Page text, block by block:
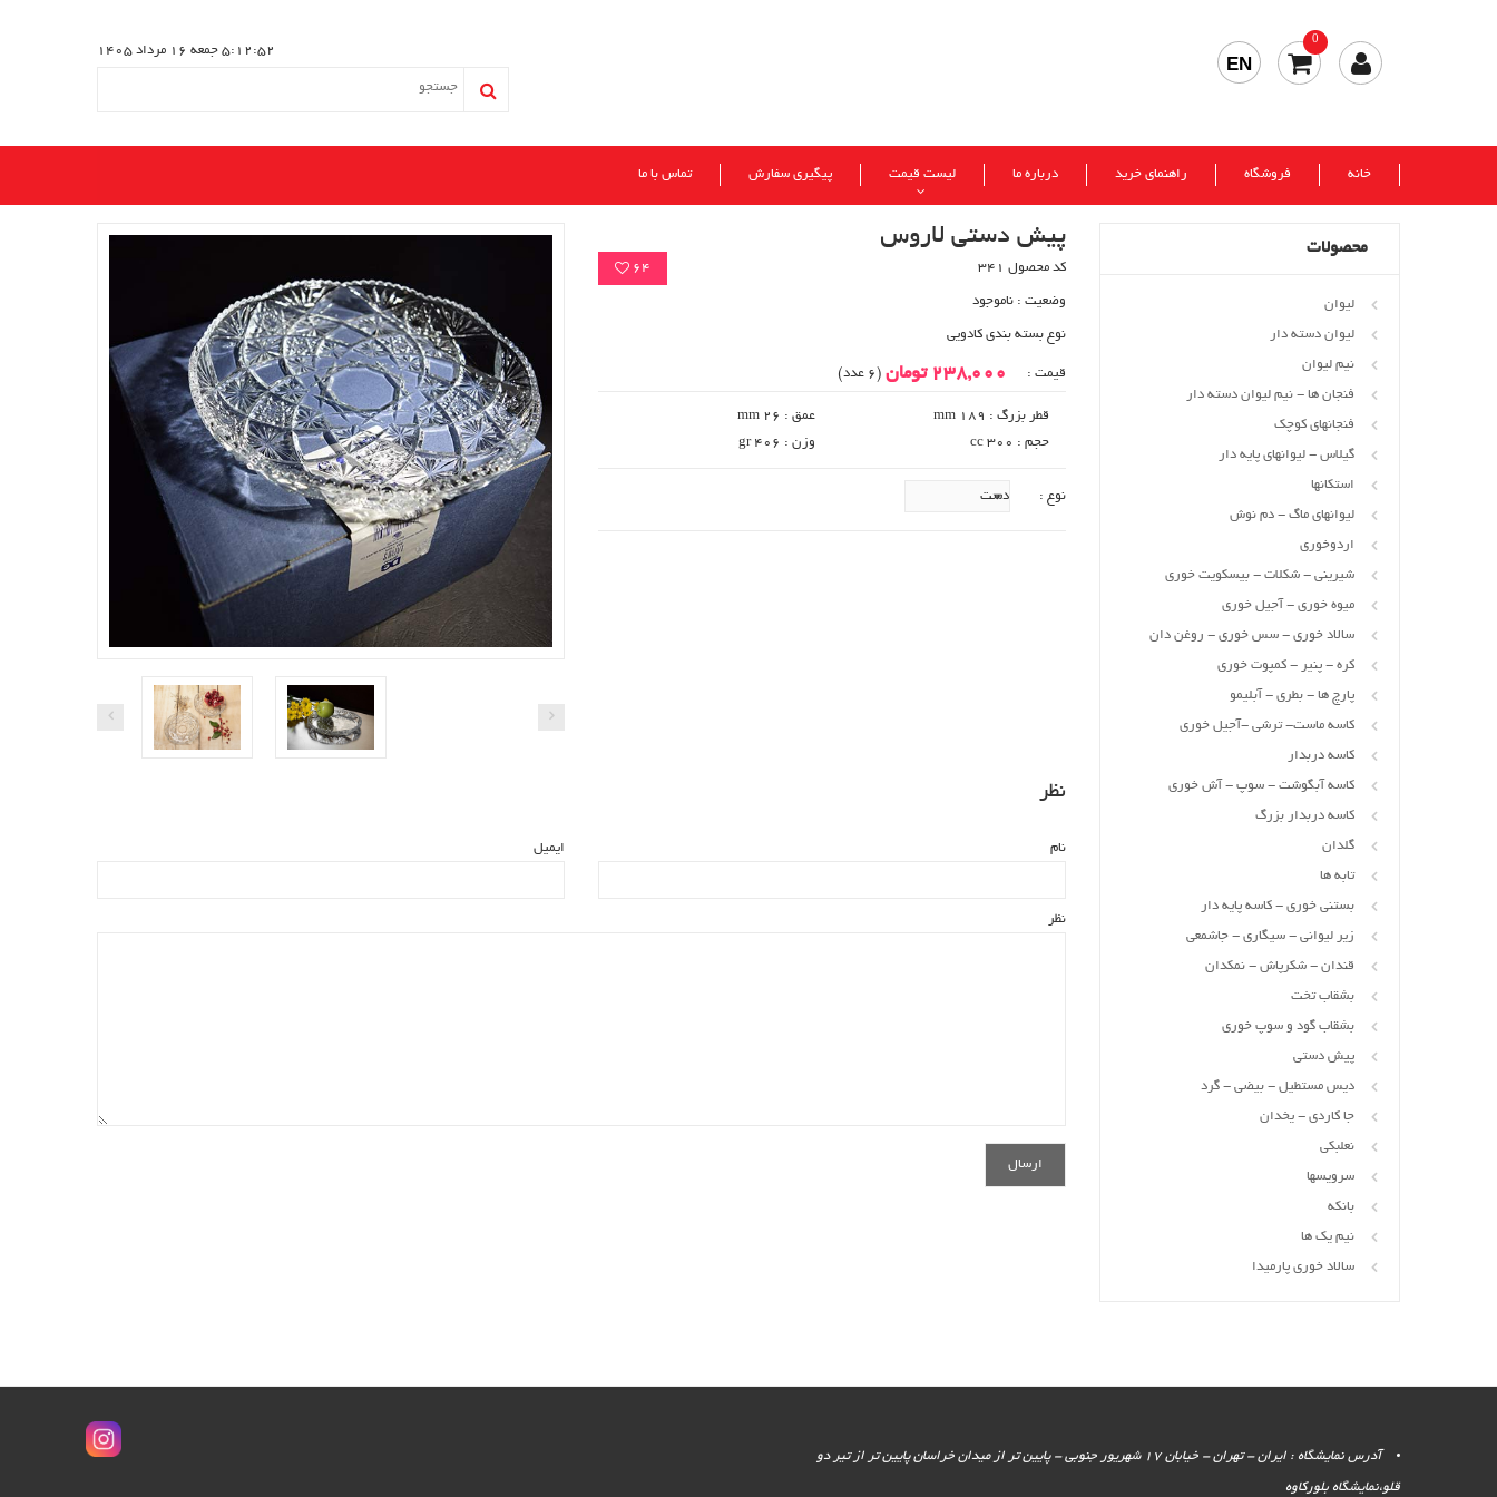
5:12:52 جمعه 16 مرداد 1405
0
EN
خانه فروشگاه راهنمای خرید درباره ما لیست قیمت پیگیری سفارش تماس با ما
پیش دستی لاروس
64 کد محصول 341
وضعیت : ناموجود
نوع بسته بندی کادویی
قیمت : 238,000 تومان (6 عدد)
قطر بزرگ : 189 mm
عمق : 26 mm
حجم : 300 cc
وزن : 406 gr
نوع :
نظر
ایمیل نام
نظر
محصولات
لیوان
لیوان دسته دار
نیم لیوان
فنجان ها - نیم لیوان دسته دار
فنجانهای کوچک
گیلاس - لیوانهای پایه دار
استکانها
لیوانهای ماگ - دم نوش
اردوخوری
شیرینی - شکلات - بیسکویت خوری
میوه خوری - آجیل خوری
سالاد خوری - سس خوری - روغن دان
کره - پنیر - کمپوت خوری
پارچ ها - بطری - آبلیمو
کاسه ماست- ترشی -آجیل خوری
کاسه دربدار
کاسه آبگوشت - سوپ - آش خوری
کاسه دربدار بزرگ
گلدان
تابه ها
بستنی خوری - کاسه پایه دار
زیر لیوانی - سیگاری - جاشمعی
قندان - شکرپاش - نمکدان
بشقاب تخت
بشقاب گود و سوپ خوری
پیش دستی
دیس مستطیل - بیضی - گرد
جا کاردی - یخدان
نعلبکی
سرویسها
بانکه
نیم یک ها
سالاد خوری پارمیدا
آدرس نمایشگاه : ایران - تهران - خیابان 17 شهریور جنوبی - پایین تر از میدان خراسان پایین تر از تیر دو
قلو،نمایشگاه بلورکاوه